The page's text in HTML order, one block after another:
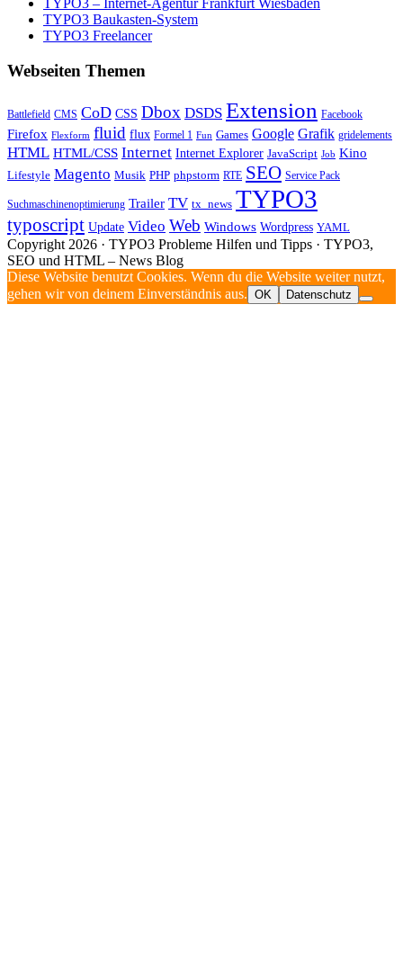
TYPO3 – Internet-Agentur Frankfurt Wiesbaden
TYPO3 Baukasten-System
TYPO3 Freelancer
Webseiten Themen
Battlefield CMS CoD CSS Dbox DSDS Extension Facebook
Firefox Flexform fluid flux Formel 1 Fun Games Google Grafik gridelements
HTML HTML/CSS Internet Internet Explorer JavaScript Job Kino
Lifestyle Magento Musik PHP phpstorm RTE SEO Service Pack
Suchmaschinenoptimierung Trailer TV tx_news TYPO3
typoscript Update Video Web Windows Wordpress YAML
Copyright 2026 · TYPO3 Probleme Hilfen und Tipps · TYPO3,
SEO und HTML – News Blog
Diese Website benutzt Cookies. Wenn du die Website weiter nutzt,
gehen wir von deinem Einverständnis aus. OK Datenschutz